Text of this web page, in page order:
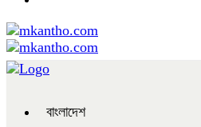
বাংলাদেশ